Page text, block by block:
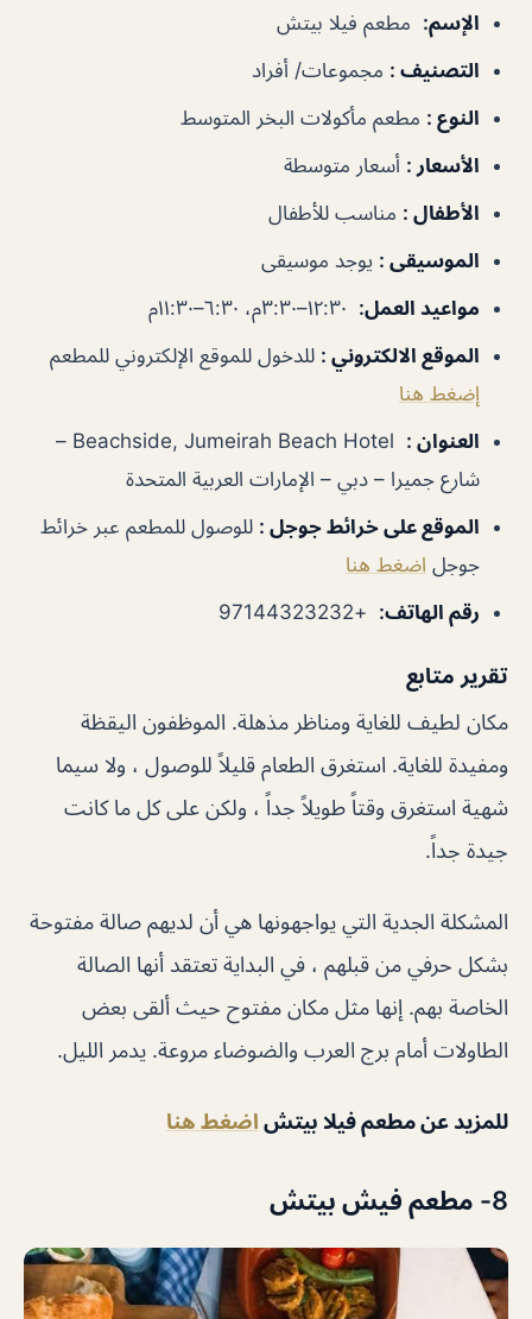
الإسم: مطعم فيلا بيتش
التصنيف : مجموعات/ أفراد
النوع : مطعم مأكولات البخر المتوسط
الأسعار : أسعار متوسطة
الأطفال : مناسب للأطفال
الموسيقى : يوجد موسيقى
مواعيد العمل:
الموقع الالكتروني : للدخول للموقع الإلكتروني للمطعم
إضغط هنا
العنوان :
Beachside, Jumeirah Beach Hotel –
شارع جميرا – دبي – الإمارات العربية المتحدة
الموقع على خرائط جوجل : للوصول للمطعم عبر خرائط
جوجل اضغط هنا
رقم الهاتف:
+97144323232
تقرير متابع
مكان لطيف للغاية ومناظر مذهلة. الموظفون اليقظة
ومفيدة للغاية. استغرق الطعام قليلاً للوصول ، ولا سيما
شهية استغرق وقتاً طويلاً جداً ، ولكن على كل ما كانت
جيدة جداً.
المشكلة الجدية التي يواجهونها هي أن لديهم صالة مفتوحة
بشكل حرفي من قبلهم ، في البداية تعتقد أنها الصالة
الخاصة بهم. إنها مثل مكان مفتوح حيث ألقى بعض
الطاولات أمام برج العرب والضوضاء مروعة. يدمر الليل.
للمزيد عن مطعم فيلا بيتش اضغط هنا
8- مطعم فيش بيتش